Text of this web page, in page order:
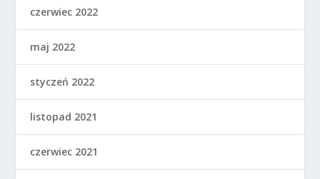
czerwiec 2022
maj 2022
styczeń 2022
listopad 2021
czerwiec 2021